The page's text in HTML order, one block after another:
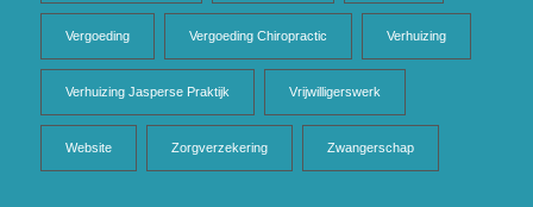
Vergoeding Vergoeding Chiropractic Verhuizing
Verhuizing Jasperse Praktijk Vrijwilligerswerk
Website Zorgverzekering Zwangerschap